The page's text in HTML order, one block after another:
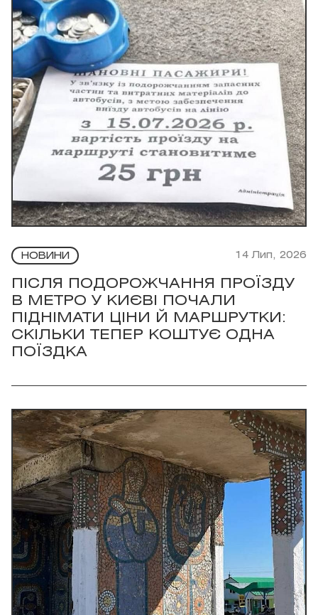
НОВИНИ 14 Лип, 2026
ПІСЛЯ ПОДОРОЖЧАННЯ ПРОЇЗДУ
В МЕТРО У КИЄВІ ПОЧАЛИ
ПІДНІМАТИ ЦІНИ Й МАРШРУТКИ:
СКІЛЬКИ ТЕПЕР КОШТУЄ ОДНА
ПОЇЗДКА